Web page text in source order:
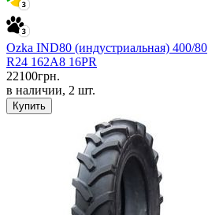
Ozka IND80 (индустриальная) 400/80
R24 162A8 16PR
22100грн.
в наличии, 2 шт.
Купить